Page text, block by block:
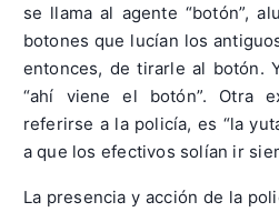
se llama al agente “botón”,
botones que lucían los
entonces, de tirarle al botón.
“ahí viene el botón”. Otra
referirse a la policía, es “la
a que los efectivos solían ir
La presencia y acción de la